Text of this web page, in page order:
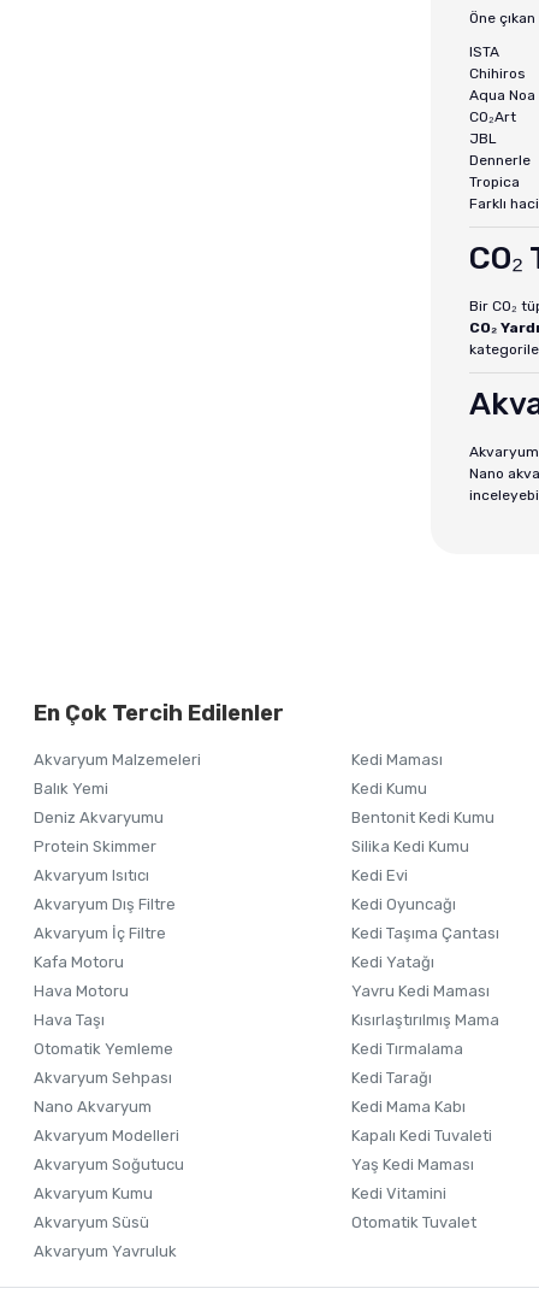
Öne
ISTA
Chihiros
Aqua Noa
CO₂Art
JBL
Dennerle
Tropica
Farklı
Bir CO₂
CO₂
Nano
En Çok Tercih Edilenler
Akvaryum Malzemeleri
Balık Yemi
Deniz Akvaryumu
Protein Skimmer
Akvaryum Isıtıcı
Akvaryum Dış Filtre
Akvaryum İç Filtre
Kafa Motoru
Hava Motoru
Hava Taşı
Otomatik Yemleme
Akvaryum Sehpası
Nano Akvaryum
Akvaryum Modelleri
Akvaryum Soğutucu
Akvaryum Kumu
Akvaryum Süsü
Akvaryum Yavruluk
Kedi Maması
Kedi Kumu
Bentonit Kedi Kumu
Silika Kedi Kumu
Kedi Evi
Kedi Oyuncağı
Kedi Taşıma Çantası
Kedi Yatağı
Yavru Kedi Maması
Kısırlaştırılmış Mama
Kedi Tırmalama
Kedi Tarağı
Kedi Mama Kabı
Kapalı Kedi Tuvaleti
Yaş Kedi Maması
Kedi Vitamini
Otomatik Tuvalet